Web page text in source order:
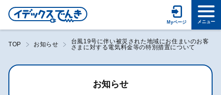
TOP お知らせ
台風19号に伴い被災された地域にお住まいのお客
さまに対する電気料金等の特別措置について
お知らせ